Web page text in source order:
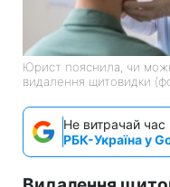
Юрист пояснила, чи
видалення щитовидки
Не витрачай час
РБК-Україна у